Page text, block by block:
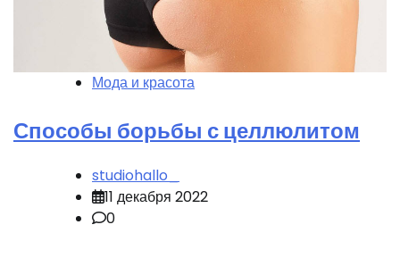
Мода и красота
Способы борьбы с целлюлитом
studiohallo_
11 декабря 2022
0